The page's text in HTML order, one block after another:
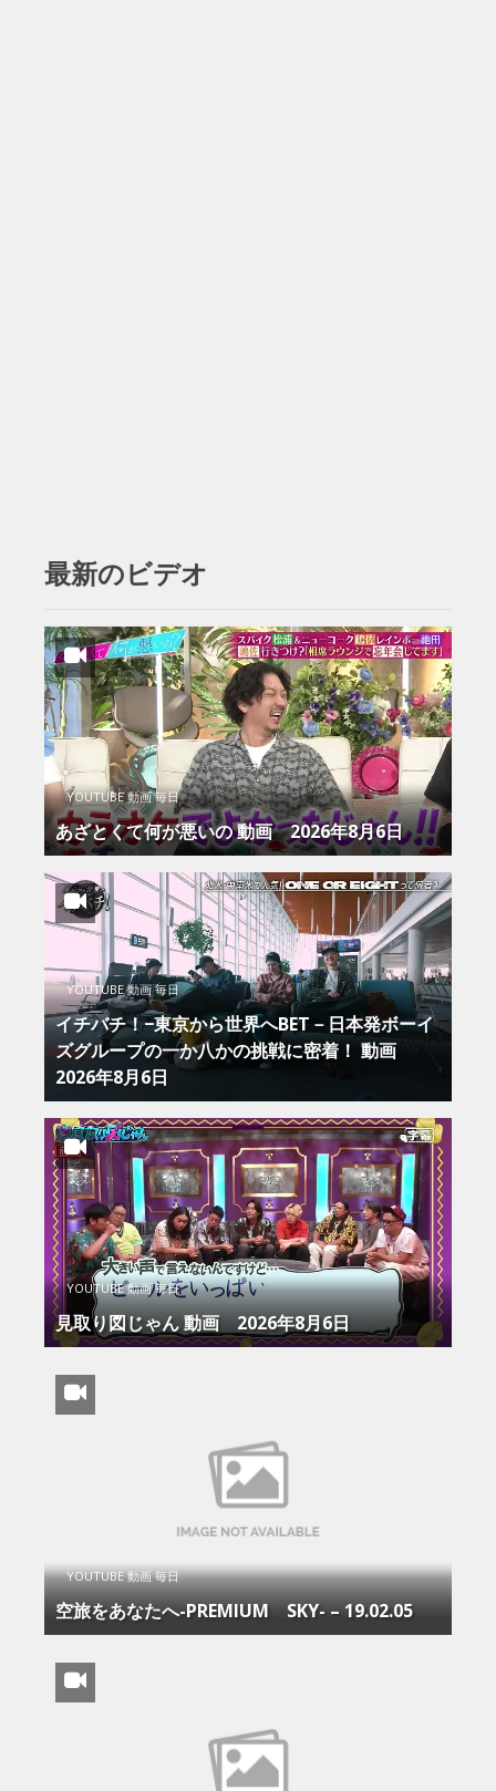
最新のビデオ
YOUTUBE 動画 毎日
あざとくて何が悪いの 動画 2026年8月6日
YOUTUBE 動画 毎日
イチバチ！−東京から世界へBET－日本発ボーイ
ズグループの一か八かの挑戦に密着！ 動画
2026年8月6日
YOUTUBE 動画 毎日
見取り図じゃん 動画 2026年8月6日
YOUTUBE 動画 毎日
空旅をあなたへ-PREMIUM SKY- – 19.02.05